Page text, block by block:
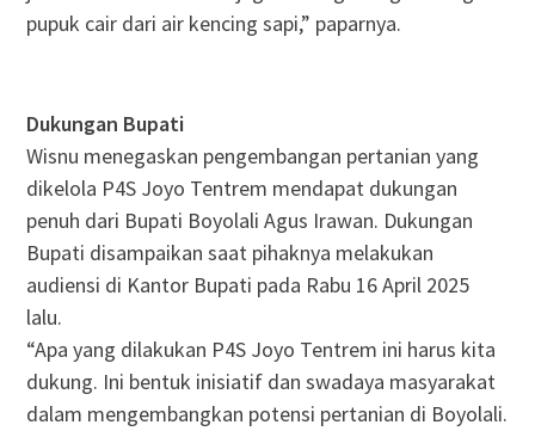
pupuk cair dari air kencing sapi,” paparnya.
Dukungan Bupati
Wisnu menegaskan pengembangan pertanian yang
dikelola P4S Joyo Tentrem mendapat dukungan
penuh dari Bupati Boyolali Agus Irawan. Dukungan
Bupati disampaikan saat pihaknya melakukan
audiensi di Kantor Bupati pada Rabu 16 April 2025
lalu.
“Apa yang dilakukan P4S Joyo Tentrem ini harus kita
dukung. Ini bentuk inisiatif dan swadaya masyarakat
dalam mengembangkan potensi pertanian di Boyolali.